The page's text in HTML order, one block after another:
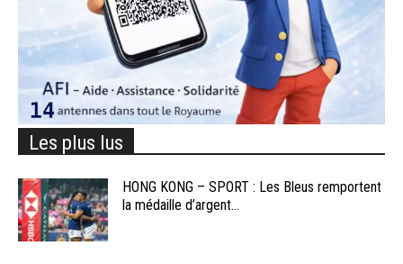
Les plus lus
HONG KONG – SPORT : Les Bleus remportent
la médaille d’argent...